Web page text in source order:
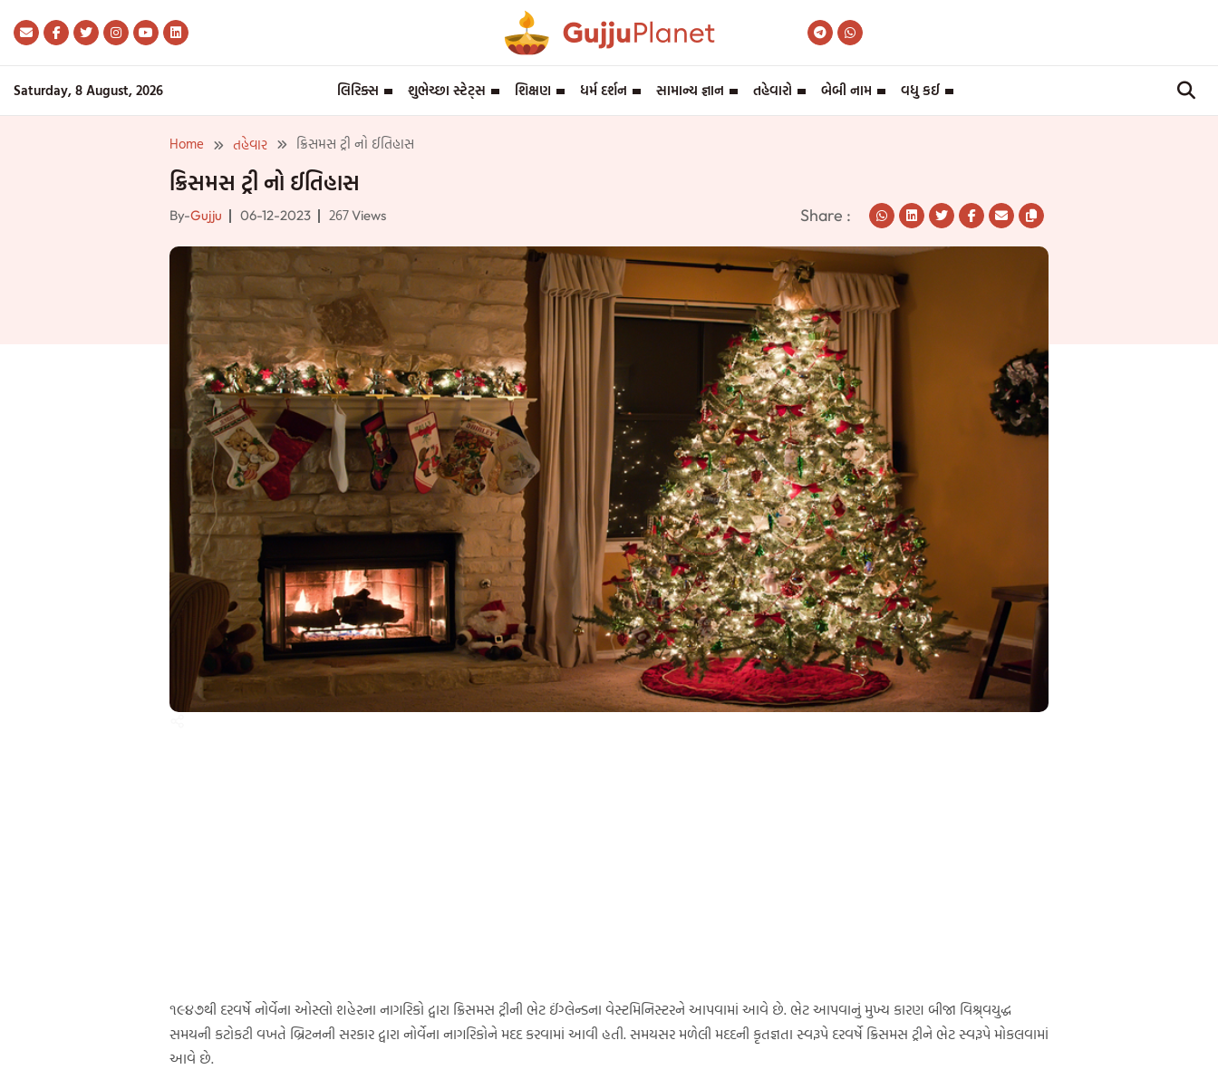
Saturday, 8 August, 2026 લિરિક્સ શુભેચ્છા સ્ટેટ્સ શિક્ષણ ધર્મ દર્શન સામાન્ય જ્ઞાન તહેવારો બેબી નામ વધુ કઈ
Home તહેવાર ક્રિસમસ ટ્રી નો ઈતિહાસ
ક્રિસમસ ટ્રી નો ઈતિહાસ
By-Gujju 06-12-2023 267Views Share :
૧૯૪૭થી દરવર્ષે નોર્વેના ઓસ્લો શહેરના નાગરિકો દ્વારા ક્રિસમસ ટ્રીની ભેટ ઈંગ્લેન્ડના વેસ્ટમિનિસ્ટરને આપવામાં આવે છે. ભેટ આપવાનું મુખ્ય કારણ બીજા વિશ્ર્વયુદ્ધ
સમયની કટોકટી વખતે બ્રિટનની સરકાર દ્વારા નોર્વેના નાગરિકોને મદદ કરવામાં આવી હતી. સમયસર મળેલી મદદની કૃતજ્ઞતા સ્વરૂપે દરવર્ષે ક્રિસમસ ટ્રીને ભેટ સ્વરૂપે મોકલવામાં
આવે છે.